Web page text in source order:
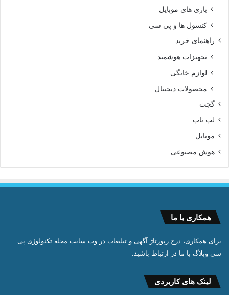
بازی های موبایل
کنسول ها و پی سی
راهنمای خرید
تجهیزات هوشمند
لوازم خانگی
محصولات دیجیتال
گجت
لپ تاپ
موبایل
هوش مصنوعی
همکاری با ما
برای همکاری، درج رپورتاژ آگهی و تبلیغات در وب سایت مجله تکنولوژی پی
سی وبلاگ با ما در ارتباط باشید.
لینک های کاربردی